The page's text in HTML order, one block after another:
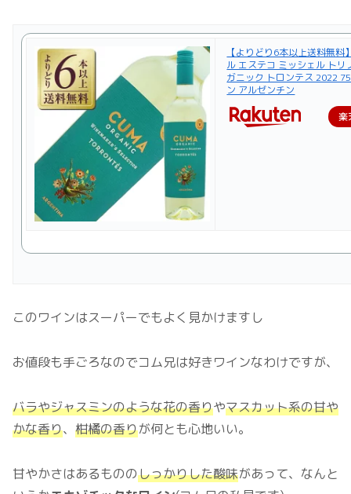
【よりどり6本以上送料無料
ル エステコ ミッシェル トリ
ガニック トロンテス 2022
ン アルゼンチン
楽
このワインはスーパーでもよく見かけますし
お値段も手ごろなのでコム兄は好きワインなわけですが、
バラやジャスミンのような花の香りやマスカット系の甘や
かな香り、 柑橘の香りが何とも心地いい。
甘やかさはあるもののしっかりした酸味があって、なんと